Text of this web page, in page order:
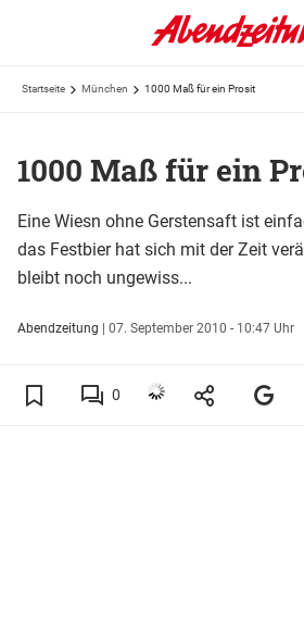
Startseite München 1000 Maß für ein Prosit
1000 Maß für ein
Eine Wiesn ohne Gerstensaft ist
das Festbier hat sich mit der Zeit
bleibt noch ungewiss...
Abendzeitung | 07. September 2010 - 10:47 Uhr
0